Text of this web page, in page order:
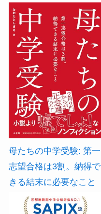
母たちの中学受験: 第一
志望合格は3割。納得で
きる結末に必要なこと